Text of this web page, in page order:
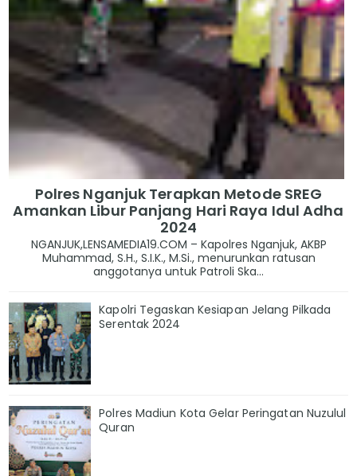
Polres Nganjuk Terapkan Metode SREG
Amankan Libur Panjang Hari Raya Idul Adha
2024
NGANJUK,LENSAMEDIA19.COM – Kapolres Nganjuk, AKBP
Muhammad, S.H., S.I.K., M.Si., menurunkan ratusan
anggotanya untuk Patroli Ska...
Kapolri Tegaskan Kesiapan Jelang Pilkada
Serentak 2024
Polres Madiun Kota Gelar Peringatan Nuzulul
Quran